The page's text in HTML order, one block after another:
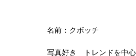
名前：クボッチ
写真好き トレンドを中